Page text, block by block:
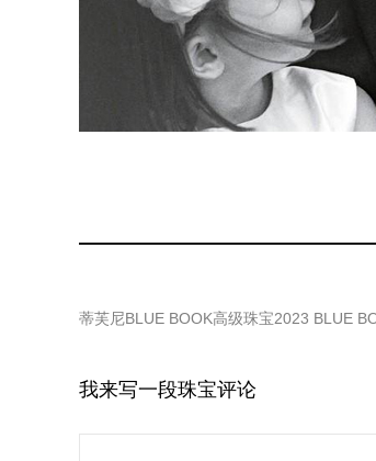
蒂芙尼BLUE BOOK高级珠宝2023 BLUE
我来写一段珠宝评论